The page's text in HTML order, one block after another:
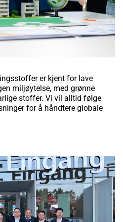
er kjent for lave
miljøytelse, med grønne
stoffer. Vi vil alltid følge
for å håndtere globale